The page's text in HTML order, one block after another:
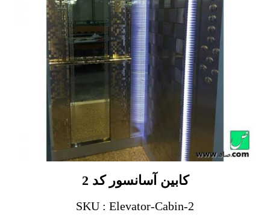
کابین آسانسور کد 2
SKU : Elevator-Cabin-2